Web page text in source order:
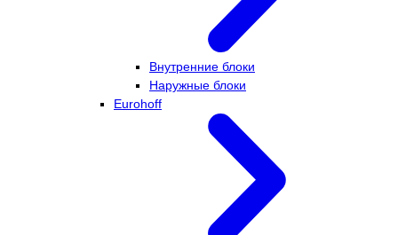
Внутренние блоки
Наружные блоки
Eurohoff